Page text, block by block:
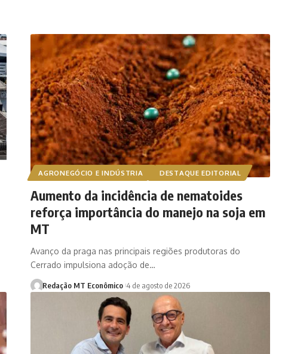
AGRONEGÓCIO E INDÚSTRIA DESTAQUE EDITORIAL
Aumento da incidência de nematoides
reforça importância do manejo na soja em
MT
Avanço da praga nas principais regiões produtoras do
Cerrado impulsiona adoção de…
Redação MT Econômico 4 de agosto de 2026